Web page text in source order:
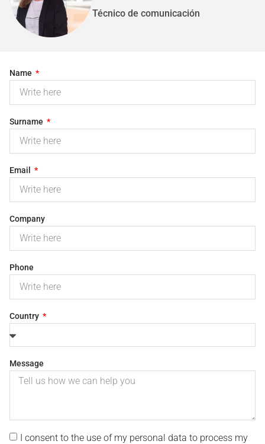
Técnico de comunicación
Name
Surname
Email
Company
Phone
Country
Message
I consent to the use of my personal data to process my